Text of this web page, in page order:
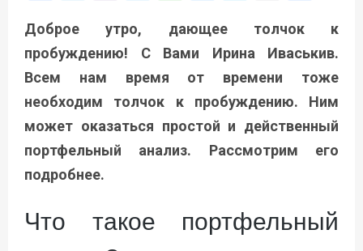
Доброе утро, дающее толчок к
пробуждению! С Вами Ирина Иваськив.
Всем нам время от времени тоже
необходим толчок к пробуждению. Ним
может оказаться простой и действенный
портфельный анализ. Рассмотрим его
подробнее.
Что такое портфельный